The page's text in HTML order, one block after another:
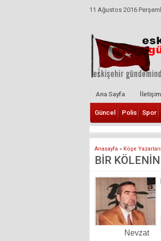
11 Ağustos 2016
Ana Sayfa İletişim
Güncel Polis Spor
Anasayfa » Köşe
BİR
Nevzat